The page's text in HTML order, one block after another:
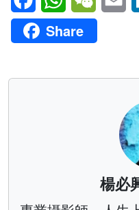
Share
楊必